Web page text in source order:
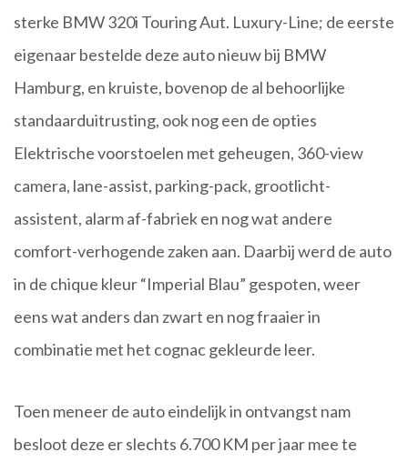
sterke BMW 320i Touring Aut. Luxury-Line; de eerste
eigenaar bestelde deze auto nieuw bij BMW
Hamburg, en kruiste, bovenop de al behoorlijke
standaarduitrusting, ook nog een de opties
Elektrische voorstoelen met geheugen, 360-view
camera, lane-assist, parking-pack, grootlicht-
assistent, alarm af-fabriek en nog wat andere
comfort-verhogende zaken aan. Daarbij werd de auto
in de chique kleur “Imperial Blau” gespoten, weer
eens wat anders dan zwart en nog fraaier in
combinatie met het cognac gekleurde leer.
Toen meneer de auto eindelijk in ontvangst nam
besloot deze er slechts 6.700 KM per jaar mee te